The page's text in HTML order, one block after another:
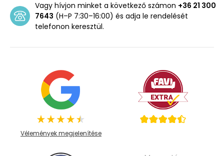
Vagy hívjon minket a következő számon +36 21 300
7643 (H–P 7:30–16:00) és adja le rendelését
telefonon keresztül.
Vélemények megjelenítése